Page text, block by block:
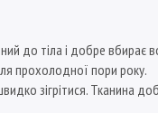
до тіла і добре вбирає
прохолодної пори року.
зігрітися. Тканина